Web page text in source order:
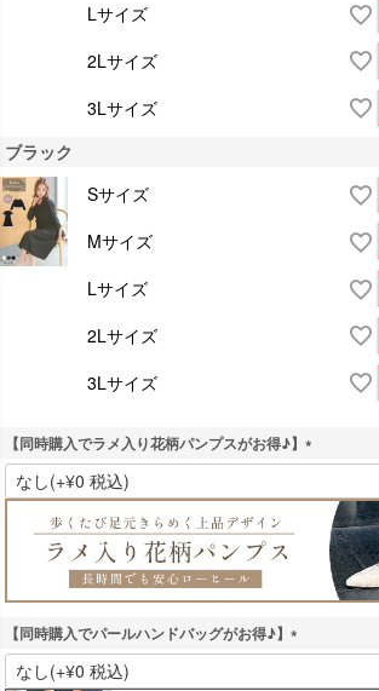
Lサイズ
2Lサイズ
3Lサイズ
ブラック
Sサイズ
Mサイズ
Lサイズ
2Lサイズ
3Lサイズ
【同時購入でラメ入り花柄パンプスがお得♪】
(
必
【同時購入でパールハンドバッグがお得♪】
(